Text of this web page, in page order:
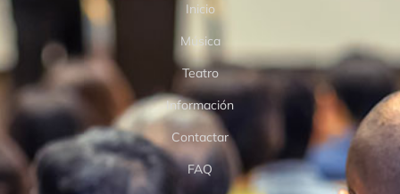
Inicio
Música
Teatro
Información
Contactar
FAQ